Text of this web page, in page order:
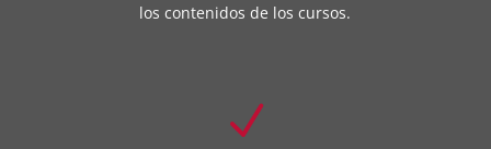
los contenidos de los cursos.
N